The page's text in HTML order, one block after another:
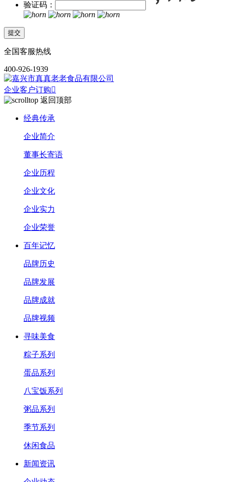
验证码：
全国客服热线
400-926-1939
企业客户订购
返回顶部
经典传承
企业简介
董事长寄语
企业历程
企业文化
企业实力
企业荣誉
百年记忆
品牌历史
品牌发展
品牌成就
品牌视频
寻味美食
粽子系列
蛋品系列
八宝饭系列
粥品系列
季节系列
休闲食品
新闻资讯